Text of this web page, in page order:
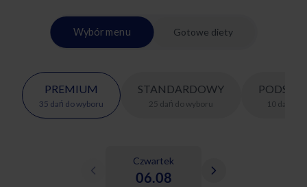
Wybór menu Gotowe diety
PREMIUM
35 dań do wyboru
STANDARDOWY
25 dań do wyboru 10 dań
Czwartek
06.08